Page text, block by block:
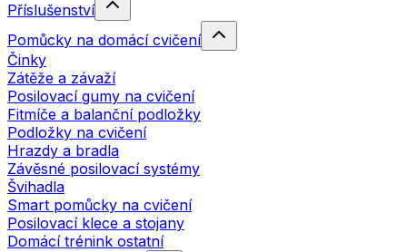
Příslušenství
Pomůcky na domácí cvičení
Činky
Zátěže a závaží
Posilovací gumy na cvičení
Fitmíče a balanční podložky
Podložky na cvičení
Hrazdy a bradla
Závěsné posilovací systémy
Švihadla
Smart pomůcky na cvičení
Posilovací klece a stojany
Domácí trénink ostatní